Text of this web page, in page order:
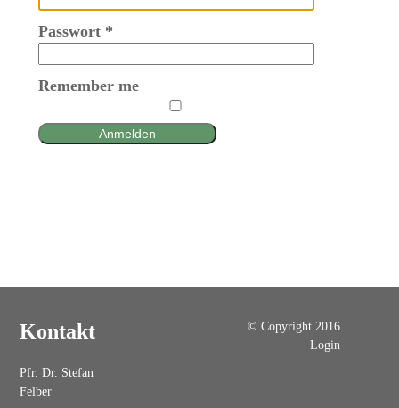
Passwort*
Remember me
Anmelden
Kontakt
Pfr. Dr. Stefan
Felber
© Copyright 2016
Login